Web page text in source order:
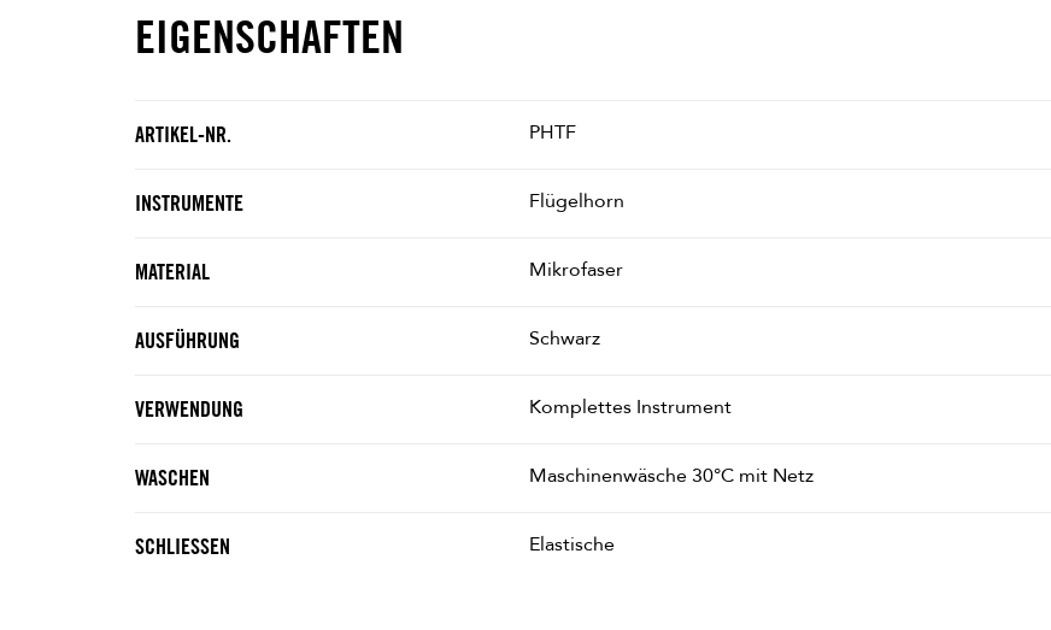
EIGENSCHAFTEN
ARTIKEL-NR. PHTF
INSTRUMENTE Flügelhorn
MATERIAL Mikrofaser
AUSFÜHRUNG Schwarz
VERWENDUNG Komplettes Instrument
WASCHEN Maschinenwäsche 30°C mit Netz
SCHLIESSEN Elastische